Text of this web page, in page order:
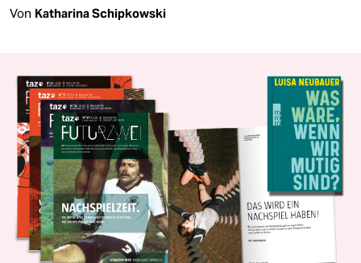
Von Katharina Schipkowski